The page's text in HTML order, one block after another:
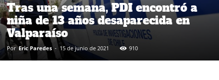
Tras una semana, PDI encontró a
niña de 13 años desaparecida en
Valparaíso
Por Eric Paredes - 15 de junio de 2021 910